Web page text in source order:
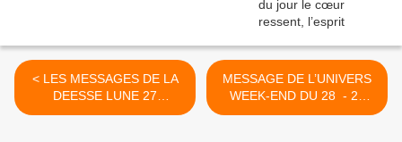
< LES MESSAGES DE LA
DEESSE LUNE 27
NOVEMBRE 2020
MESSAGE DE L’UNIVERS
WEEK-END DU 28 - 29
NOVEMBRE 2020 >